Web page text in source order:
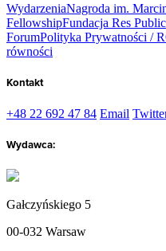
WydarzeniaNagroda im.
FellowshipFundacja Res
ForumPolityka Prywatności /
równości
Kontakt
+48 22 692 47 84 Email
Wydawca:
Gałczyńskiego 5
00-032 Warsaw